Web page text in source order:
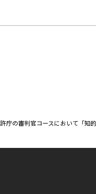
庁の審判官コースにおいて「知